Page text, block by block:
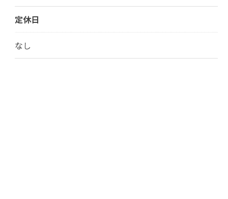
定休日
なし